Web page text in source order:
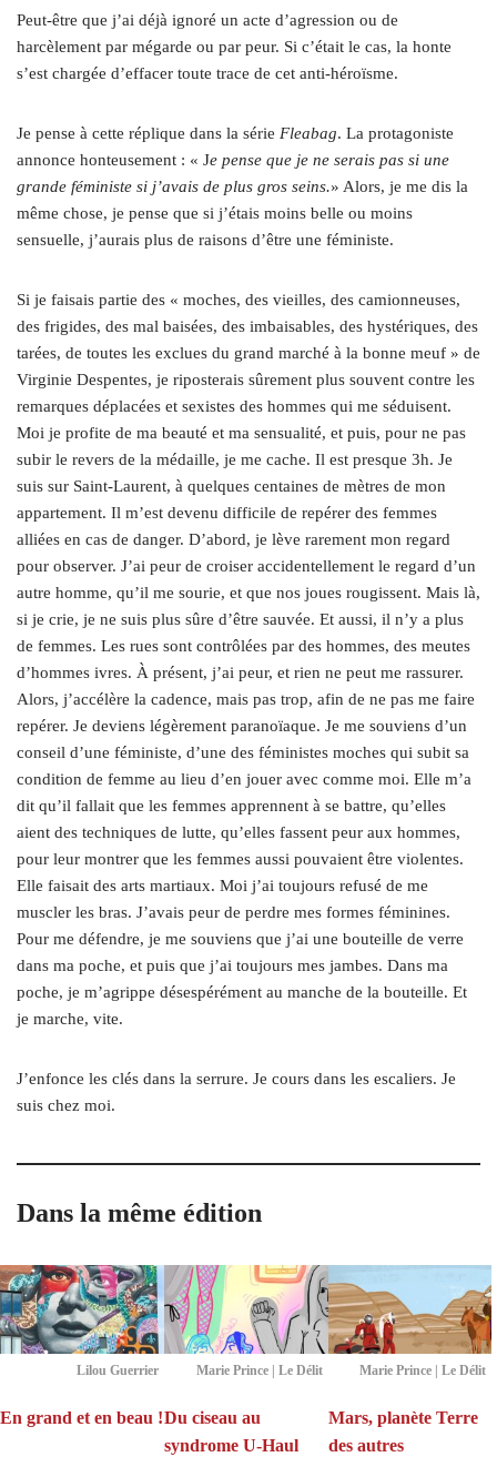
Peut-être que j’ai déjà ignoré un acte d’agression ou de
harcèlement par mégarde ou par peur. Si c’était le cas, la honte
s’est chargée d’effacer toute trace de cet anti-héroïsme.
Je pense à cette réplique dans la série Fleabag. La protagoniste
annonce honteusement : « Je pense que je ne serais pas si une
grande féministe si j’avais de plus gros seins.» Alors, je me dis la
même chose, je pense que si j’étais moins belle ou moins
sensuelle, j’aurais plus de raisons d’être une féministe.
Si je faisais partie des « moches, des vieilles, des camionneuses,
des frigides, des mal baisées, des imbaisables, des hystériques, des
tarées, de toutes les exclues du grand marché à la bonne meuf » de
Virginie Despentes, je riposterais sûrement plus souvent contre les
remarques déplacées et sexistes des hommes qui me séduisent.
Moi je profite de ma beauté et ma sensualité, et puis, pour ne pas
subir le revers de la médaille, je me cache. Il est presque 3h. Je
suis sur Saint-Laurent, à quelques centaines de mètres de mon
appartement. Il m’est devenu difficile de repérer des femmes
alliées en cas de danger. D’abord, je lève rarement mon regard
pour observer. J’ai peur de croiser accidentellement le regard d’un
autre homme, qu’il me sourie, et que nos joues rougissent. Mais là,
si je crie, je ne suis plus sûre d’être sauvée. Et aussi, il n’y a plus
de femmes. Les rues sont contrôlées par des hommes, des meutes
d’hommes ivres. À présent, j’ai peur, et rien ne peut me rassurer.
Alors, j’accélère la cadence, mais pas trop, afin de ne pas me faire
repérer. Je deviens légèrement paranoïaque. Je me souviens d’un
conseil d’une féministe, d’une des féministes moches qui subit sa
condition de femme au lieu d’en jouer avec comme moi. Elle m’a
dit qu’il fallait que les femmes apprennent à se battre, qu’elles
aient des techniques de lutte, qu’elles fassent peur aux hommes,
pour leur montrer que les femmes aussi pouvaient être violentes.
Elle faisait des arts martiaux. Moi j’ai toujours refusé de me
muscler les bras. J’avais peur de perdre mes formes féminines.
Pour me défendre, je me souviens que j’ai une bouteille de verre
dans ma poche, et puis que j’ai toujours mes jambes. Dans ma
poche, je m’agrippe désespérément au manche de la bouteille. Et
je marche, vite.
J’enfonce les clés dans la serrure. Je cours dans les escaliers. Je
suis chez moi.
Dans la même édition
Lilou Guerrier
En grand et en beau !
Marie Prince | Le Délit
Du ciseau au
syndrome U‑Haul
Marie Prince | Le Délit
Mars, planète Terre
des autres